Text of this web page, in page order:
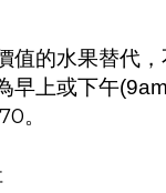
的水果替代，
上或下午
。